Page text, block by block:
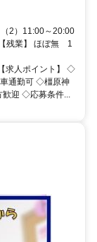
駅から徒歩で24
2）11:00～20:00
残業】 ほぼ無 1
ポイント】 ◇
通勤可 ◇橿原神
歓迎 ◇応募条件...